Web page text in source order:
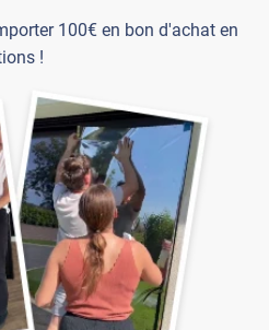
100€ en bon d'achat en
!